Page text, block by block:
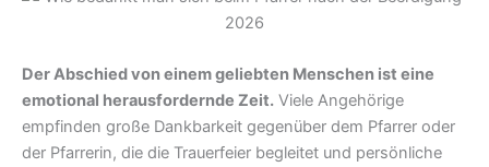
Der Abschied von einem geliebten Menschen ist eine
emotional herausfordernde Zeit. Viele Angehörige
empfinden große Dankbarkeit gegenüber dem Pfarrer oder
der Pfarrerin, die die Trauerfeier begleitet und persönliche